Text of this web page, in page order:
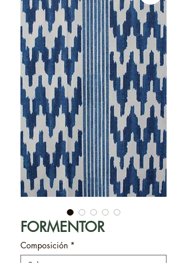
FORMENTOR
Composición *